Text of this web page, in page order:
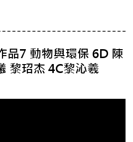
品7 動物與環保 6D 陳
黎玿杰 4C黎沁羲